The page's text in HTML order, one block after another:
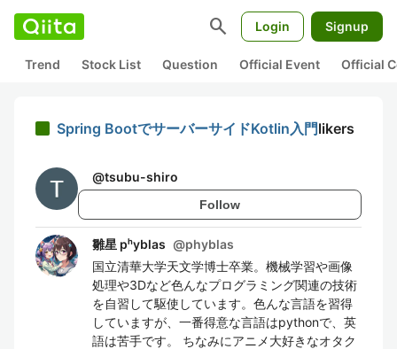
search Login Signup
Trend Stock List Question Official Event Official
Spring BootでサーバーサイドKotlin入門likers
@tsubu-shiro
Follow
雛星 pʰyblas @phyblas
国立清華大学天文学博士卒業。機械学習や画像
処理や3Dなど色んなプログラミング関連の技術
を自習して駆使しています。色んな言語を習得
していますが、一番得意な言語はpythonで、英
語は苦手です。 ちなみにアニメ大好きなオタク